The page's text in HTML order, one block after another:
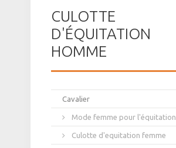
CULOTTE
D'ÉQUITATION
HOMME
Cavalier
Mode femme pour l'équitation
Culotte d'equitation femme